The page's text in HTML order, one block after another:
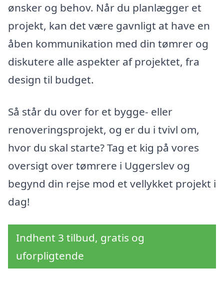
ønsker og behov. Når du planlægger et
projekt, kan det være gavnligt at have en
åben kommunikation med din tømrer og
diskutere alle aspekter af projektet, fra
design til budget.
Så står du over for et bygge- eller
renoveringsprojekt, og er du i tvivl om,
hvor du skal starte? Tag et kig på vores
oversigt over tømrere i Uggerslev og
begynd din rejse mod et vellykket projekt i
dag!
Indhent 3 tilbud, gratis og
uforpligtende